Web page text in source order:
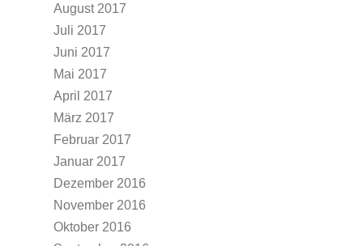
August 2017
Juli 2017
Juni 2017
Mai 2017
April 2017
März 2017
Februar 2017
Januar 2017
Dezember 2016
November 2016
Oktober 2016